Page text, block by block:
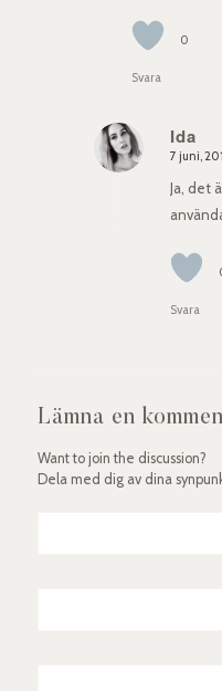
0
Svara
Ida
says:
7 juni,
Ja, det
Svara
Lämna en
Want to join the discussion?
Dela med dig av dina